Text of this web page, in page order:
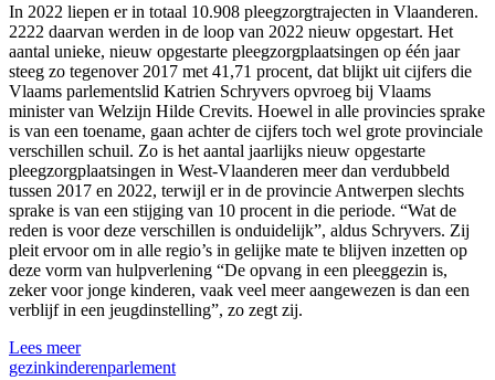
In 2022 liepen er in totaal 10.908 pleegzorgtrajecten in Vlaanderen.
2222 daarvan werden in de loop van 2022 nieuw opgestart. Het
aantal unieke, nieuw opgestarte pleegzorgplaatsingen op één jaar
steeg zo tegenover 2017 met 41,71 procent, dat blijkt uit cijfers die
Vlaams parlementslid Katrien Schryvers opvroeg bij Vlaams
minister van Welzijn Hilde Crevits. Hoewel in alle provincies sprake
is van een toename, gaan achter de cijfers toch wel grote provinciale
verschillen schuil. Zo is het aantal jaarlijks nieuw opgestarte
pleegzorgplaatsingen in West-Vlaanderen meer dan verdubbeld
tussen 2017 en 2022, terwijl er in de provincie Antwerpen slechts
sprake is van een stijging van 10 procent in die periode. “Wat de
reden is voor deze verschillen is onduidelijk”, aldus Schryvers. Zij
pleit ervoor om in alle regio’s in gelijke mate te blijven inzetten op
deze vorm van hulpverlening “De opvang in een pleeggezin is,
zeker voor jonge kinderen, vaak veel meer aangewezen is dan een
verblijf in een jeugdinstelling”, zo zegt zij.
Lees meer
gezinkinderenparlement